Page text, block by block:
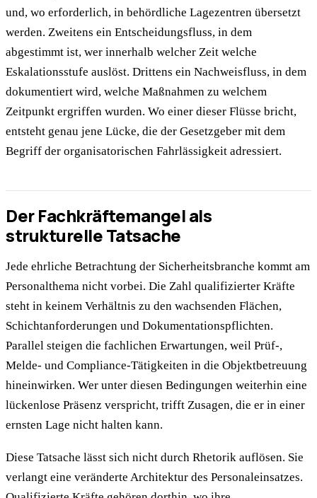
und, wo erforderlich, in behördliche Lagezentren übersetzt
werden. Zweitens ein Entscheidungsfluss, in dem
abgestimmt ist, wer innerhalb welcher Zeit welche
Eskalationsstufe auslöst. Drittens ein Nachweisfluss, in dem
dokumentiert wird, welche Maßnahmen zu welchem
Zeitpunkt ergriffen wurden. Wo einer dieser Flüsse bricht,
entsteht genau jene Lücke, die der Gesetzgeber mit dem
Begriff der organisatorischen Fahrlässigkeit adressiert.
Der Fachkräftemangel als
strukturelle Tatsache
Jede ehrliche Betrachtung der Sicherheitsbranche kommt am
Personalthema nicht vorbei. Die Zahl qualifizierter Kräfte
steht in keinem Verhältnis zu den wachsenden Flächen,
Schichtanforderungen und Dokumentationspflichten.
Parallel steigen die fachlichen Erwartungen, weil Prüf-,
Melde- und Compliance-Tätigkeiten in die Objektbetreuung
hineinwirken. Wer unter diesen Bedingungen weiterhin eine
lückenlose Präsenz verspricht, trifft Zusagen, die er in einer
ernsten Lage nicht halten kann.
Diese Tatsache lässt sich nicht durch Rhetorik auflösen. Sie
verlangt eine veränderte Architektur des Personaleinsatzes.